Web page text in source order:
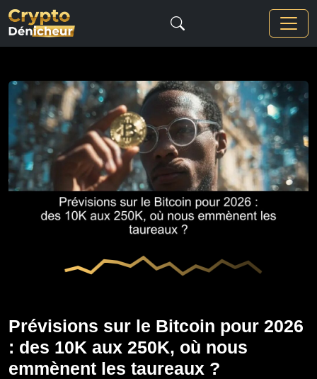
Prévisions sur le Bitcoin pour 2026
: des 10K aux 250K, où nous
emmènent les taureaux ?